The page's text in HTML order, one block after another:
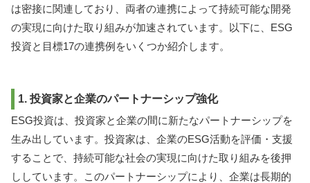
は密接に関連しており、両者の連携によって持続可能な開発
の実現に向けた取り組みが加速されています。以下に、ESG
投資と目標17の連携例をいくつか紹介します。
1. 投資家と企業のパートナーシップ強化
ESG投資は、投資家と企業の間に新たなパートナーシップを
生み出しています。投資家は、企業のESG活動を評価・支援
することで、持続可能な社会の実現に向けた取り組みを後押
ししています。このパートナーシップにより、企業は長期的